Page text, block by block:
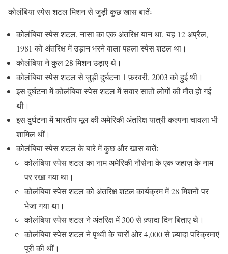
कोलंबिया स्पेस शटल मिशन से जुड़ी कुछ खास बातेंः
कोलंबिया स्पेस शटल, नासा का एक अंतरिक्ष यान था. यह 12 अप्रैल,
1981 को अंतरिक्ष में उड़ान भरने वाला पहला स्पेस शटल था।
कोलंबिया ने कुल 28 मिशन उड़ाए थे।
कोलंबिया स्पेस शटल से जुड़ी दुर्घटना 1 फ़रवरी, 2003 को हुई थी।
इस दुर्घटना में कोलंबिया स्पेस शटल में सवार सातों लोगों की मौत हो गई
थी।
इस दुर्घटना में भारतीय मूल की अमेरिकी अंतरिक्ष यात्री कल्पना चावला भी
शामिल थीं।
कोलंबिया स्पेस शटल के बारे में कुछ और खास बातेंः
कोलंबिया स्पेस शटल का नाम अमेरिकी नौसेना के एक जहाज़ के नाम
पर रखा गया था।
कोलंबिया स्पेस शटल को अंतरिक्ष शटल कार्यक्रम में 28 मिशनों पर
भेजा गया था।
कोलंबिया स्पेस शटल ने अंतरिक्ष में 300 से ज़्यादा दिन बिताए थे।
कोलंबिया स्पेस शटल ने पृथ्वी के चारों ओर 4,000 से ज़्यादा परिक्रमाएं
पूरी की थीं।